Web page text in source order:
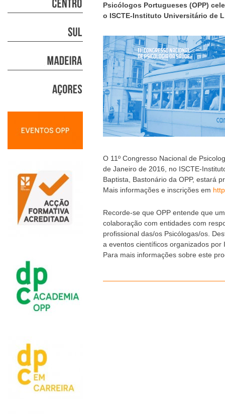
Psicólogos Portugueses (OPP)
o ISCTE-Instituto Universitário de
O 11º Congresso Nacional de
de Janeiro de 2016, no ISCTE-
Baptista, Bastonário da OPP, estará
Mais informações e inscrições em
Recorde-se que OPP entende que
colaboração com entidades com
profissional das/os Psicólogas/os.
a eventos científicos organizados
Para mais informações sobre este